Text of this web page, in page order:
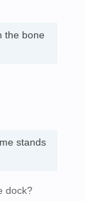
the bone
stands
dock?